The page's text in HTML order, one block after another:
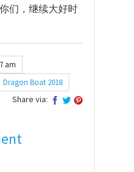
们，继续大好时
am
Dragon Boat 2018
Share via: